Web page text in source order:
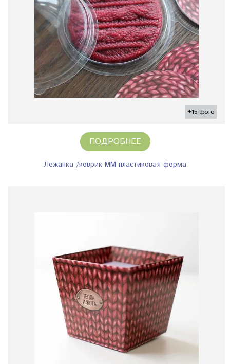
+15 фото
ПОДРОБНЕЕ
Лежанка /коврик ММ пластиковая форма